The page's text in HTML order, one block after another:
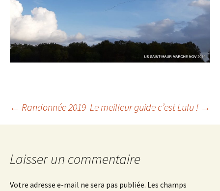
Navigation
articles
← Randonnée 2019 Le meilleur guide c’est Lulu ! →
Laisser un commentaire
Votre adresse e-mail ne sera pas publiée. Les champs